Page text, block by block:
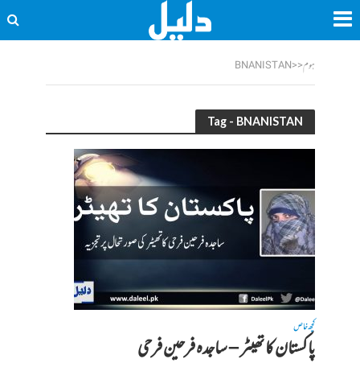
ہوم<<
BNANISTAN
Tag - BNANISTAN
کچھ خاص
پاکستان کا تھیٹر – ساجدہ فرحین فرحی